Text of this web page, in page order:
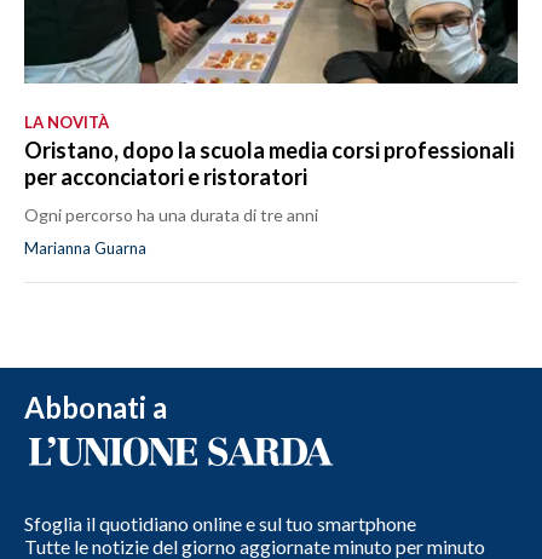
LA NOVITÀ
Oristano, dopo la scuola media corsi professionali
per acconciatori e ristoratori
Ogni percorso ha una durata di tre anni
Marianna Guarna
Abbonati a
Sfoglia il quotidiano online e sul tuo smartphone
Tutte le notizie del giorno aggiornate minuto per minuto